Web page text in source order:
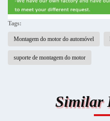
Tags:
Montagem do motor do automóvel
suporte de montagem do motor
Similar